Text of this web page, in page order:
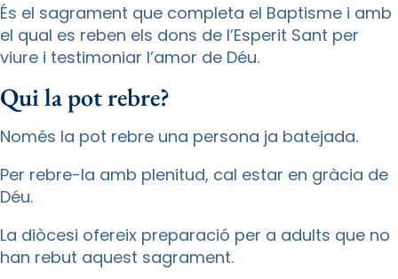
És el sagrament que completa el Baptisme i amb
el qual es reben els dons de l’Esperit Sant per
viure i testimoniar l’amor de Déu.
Qui la pot rebre?
Només la pot rebre una persona ja batejada.
Per rebre-la amb plenitud, cal estar en gràcia de
Déu.
La diòcesi ofereix preparació per a adults que no
han rebut aquest sagrament.